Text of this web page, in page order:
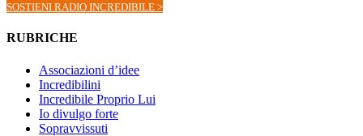
SOSTIENI RADIO INCREDIBILE >
RUBRICHE
Associazioni d’idee
Incredibilini
Incredibile Proprio Lui
Io divulgo forte
Sopravvissuti